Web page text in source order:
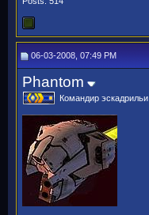
06-03-2008, 07:49 PM
Phantom
Командир эскадрильи